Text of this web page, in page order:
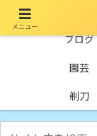
ブログ
園芸
剃刀
メニュー